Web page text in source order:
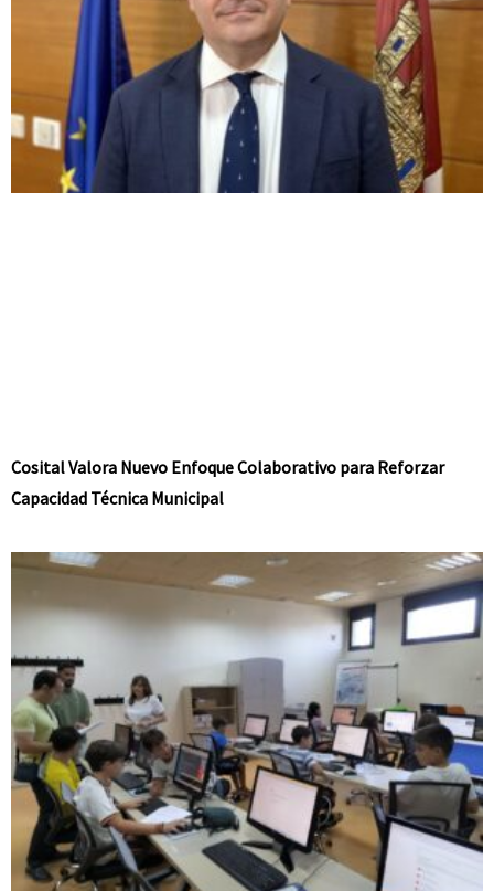
Cosital Valora Nuevo Enfoque Colaborativo para Reforzar
Capacidad Técnica Municipal